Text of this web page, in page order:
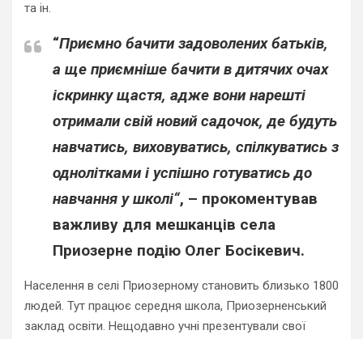
та ін.
“Приємно бачити задоволених батьків,
а ще приємніше бачити в дитячих очах
іскринку щастя, адже вони нарешті
отримали свій новий садочок, де будуть
навчатись, виховуватись, спілкуватись з
однолітками і успішно готуватись до
навчання у школі“, – прокоментував
важливу для мешканців села
Приозерне подію Олег Босікевич.
Населення в селі Приозерному становить близько 1800
людей. Тут працює середня школа, Приозерненський
заклад освіти. Нещодавно учні презентували свої